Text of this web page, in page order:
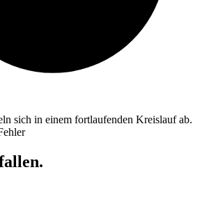
sich in einem fortlaufenden Kreislauf ab.